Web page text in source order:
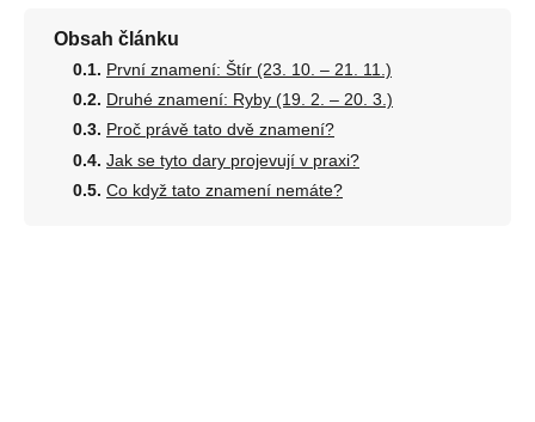
Obsah článku
První znamení: Štír (23. 10. – 21. 11.)
Druhé znamení: Ryby (19. 2. – 20. 3.)
Proč právě tato dvě znamení?
Jak se tyto dary projevují v praxi?
Co když tato znamení nemáte?